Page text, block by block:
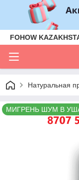
FOHOW
Натуральная
МИГРЕНЬ ШУМ В